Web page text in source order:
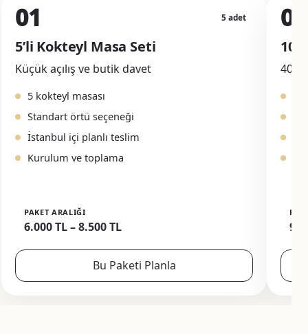
01 5 adet
5’li Kokteyl Masa Seti
Küçük açılış ve butik davet
5 kokteyl masası
Standart örtü seçeneği
İstanbul içi planlı teslim
Kurulum ve toplama
PAKET ARALIĞI
6.000 TL – 8.500 TL
Bu Paketi Planla
02